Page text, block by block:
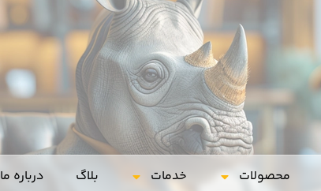
محصولات خدمات بلاگ درباره ما